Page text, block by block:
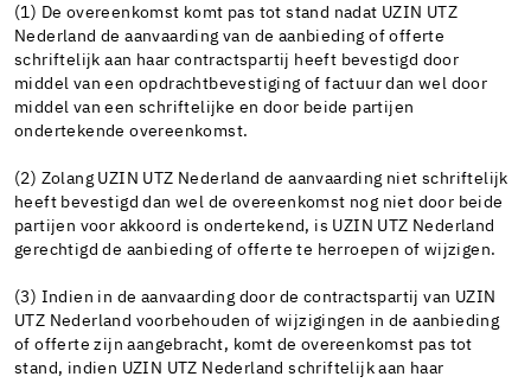
(1) De overeenkomst komt pas tot stand nadat UZIN UTZ
Nederland de aanvaarding van de aanbieding of offerte
schriftelijk aan haar contractspartij heeft bevestigd door
middel van een opdrachtbevestiging of factuur dan wel door
middel van een schriftelijke en door beide partijen
ondertekende overeenkomst.
(2) Zolang UZIN UTZ Nederland de aanvaarding niet schriftelijk
heeft bevestigd dan wel de overeenkomst nog niet door beide
partijen voor akkoord is ondertekend, is UZIN UTZ Nederland
gerechtigd de aanbieding of offerte te herroepen of wijzigen.
(3) Indien in de aanvaarding door de contractspartij van UZIN
UTZ Nederland voorbehouden of wijzigingen in de aanbieding
of offerte zijn aangebracht, komt de overeenkomst pas tot
stand, indien UZIN UTZ Nederland schriftelijk aan haar